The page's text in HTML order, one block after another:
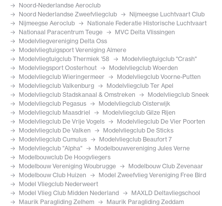
Noord-Nederlandse Aeroclub
Noord Nederlandse Zweefvliegclub
Nijmeegse Luchtvaart Club
Nijmeegse Aeroclub
Nationale Federatie Historische Luchtvaart
Nationaal Paracentrum Teuge
MVC Delta Vlissingen
Modelvliegvereniging Delta Oss
Modelvliegtuigsport Vereniging Almere
Modelvliegtuigclub Thermiek '58
Modelvliegtuigclub "Crash"
Modelvliegsport Oosterhout
Modelvliegclub Woerden
Modelvliegclub Wieringermeer
Modelvliegclub Voorne-Putten
Modelvliegclub Valkenburg
Modelvliegclub Ter Apel
Modelvliegclub Stadskanaal & Omstreken
Modelvliegclub Sneek
Modelvliegclub Pegasus
Modelvliegclub Oisterwijk
Modelvliegclub Maasdriel
Modelvliegclub Gilze Rijen
Modelvliegclub De Vrije Vogels
Modelvliegclub De Vier Poorten
Modelvliegclub De Valken
Modelvliegclub De Sticks
Modelvliegclub Cumulus
Modelvliegclub Beaufort 7
Modelvliegclub "Alpha"
Modelbouwvereniging Jules Verne
Modelbouwclub De Hoogvliegers
Modelbouw Vereniging Woubrugge
Modelbouw Club Zevenaar
Modelbouw Club Huizen
Model Zweefvlieg Vereniging Free Bird
Model Vliegclub Nederweert
Model Vlieg Club Midden Nederland
MAXLD Deltavliegschool
Maurik Paragliding Zelhem
Maurik Paragliding Zeddam